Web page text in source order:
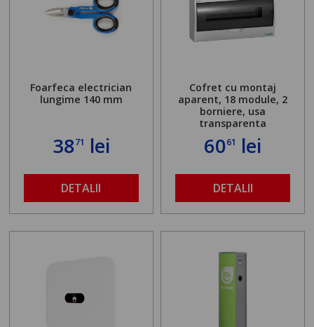
Foarfeca electrician
lungime 140 mm
3871 lei
DETALII
Cofret cu montaj
aparent, 18 module, 2
borniere, usa
transparenta
6061 lei
DETALII